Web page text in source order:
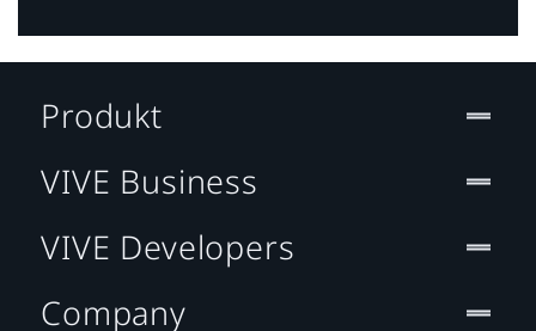
Produkt
VIVE Business
VIVE Developers
Company